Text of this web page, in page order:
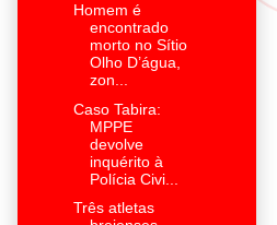
Homem é
encontrado
morto no Sítio
Olho D’água,
zon...
Caso Tabira:
MPPE
devolve
inquérito à
Polícia Civi...
Três atletas